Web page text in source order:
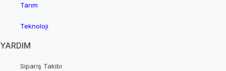
Tarım
Teknoloji
YARDIM
Sipariş Takibi